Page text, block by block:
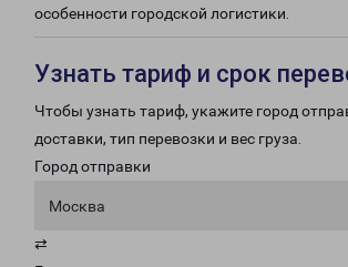
особенности городской логистики.
Узнать тариф и срок
Чтобы узнать тариф, укажите город
доставки, тип перевозки и вес груза.
Город отправки
Москва
⇄